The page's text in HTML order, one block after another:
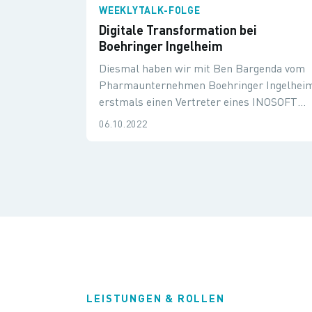
WEEKLYTALK-FOLGE
Digitale Transformation bei
Boehringer Ingelheim
Diesmal haben wir mit Ben Bargenda vom
Pharmaunternehmen Boehringer
erstmals einen Vertreter eines INOSOFT
Kunden zu Gast. Mit ihm wollen wir über
06.10.2022
LEISTUNGEN & ROLLEN